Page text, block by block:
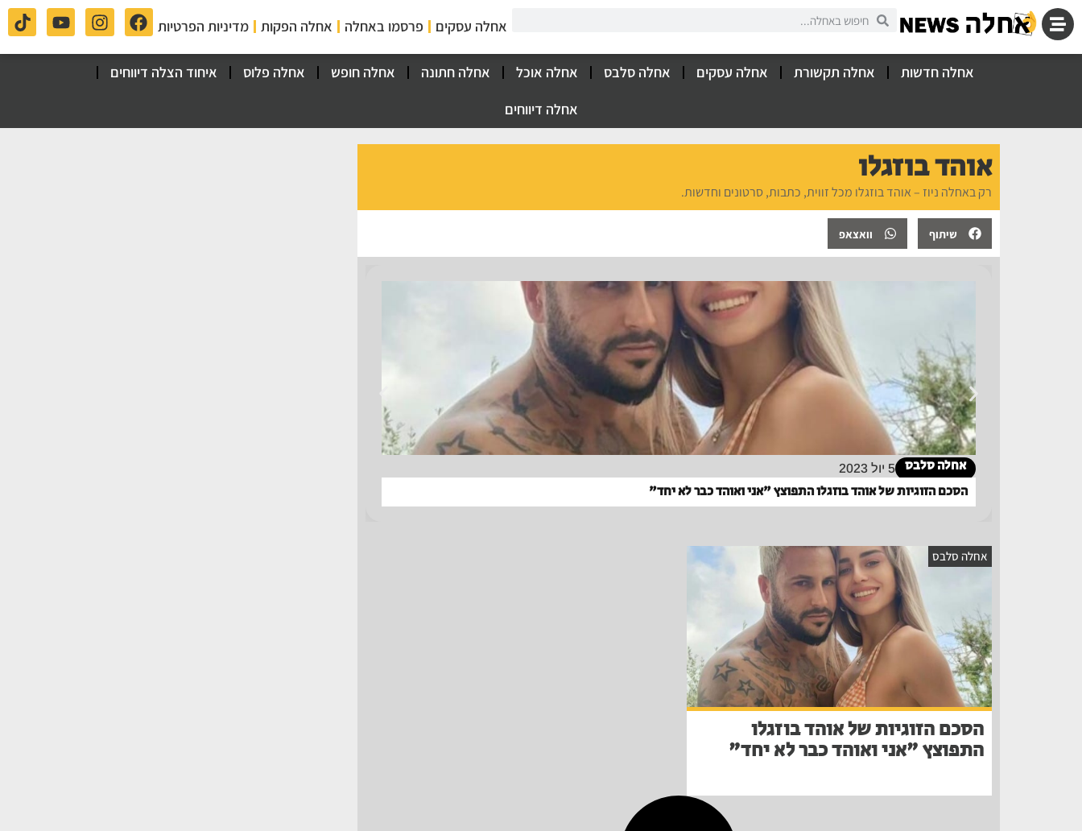
אחלה עסקים פרסמו באחלה אחלה הפקות מדיניות הפרטיות
אחלה חדשות אחלה תקשורת אחלה עסקים אחלה סלבס אחלה אוכל אחלה חתונה אחלה חופש אחלה פלוס
איחוד הצלה דיווחים
אחלה דיווחים
אוהד בוזגלו
רק באחלה ניוז – אוהד בוזגלו מכל זווית, כתבות, סרטונים וחדשות.
שיתוף וואצאפ
אחלה סלבס 5 יול 2023
הסכם הזוגיות של אוהד בוזגלו התפוצץ "אני ואוהד כבר לא יחד"
אחלה סלבס
הסכם הזוגיות של אוהד בוזגלו
התפוצץ "אני ואוהד כבר לא יחד"